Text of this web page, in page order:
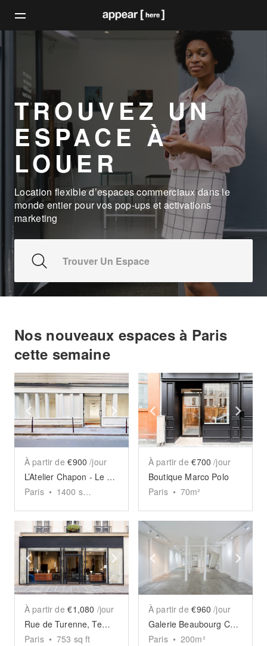
TROUVEZ UN
ESPACE À
LOUER
Location flexible d’espaces commerciaux dans le
monde entier pour vos pop-ups et activations
marketing
Trouver Un Espace
Nos nouveaux espaces à Paris
cette semaine
Show previous slideShow next slide
À partir de €900 /jour
L’Atelier Chapon - Le Marais
Paris • 1400 sq ft
Show previous slide
À partir de €700 /jour
Boutique Marco Polo
Paris • 70m²
Show previous slide Show next slide
À partir de €1,080 /jour
Rue de Turenne, Temple - The Elegant Store
Paris • 753 sq ft
Show previous slide
À partir de €960 /jour
Galerie Beaubourg Chapon
Paris • 200m²